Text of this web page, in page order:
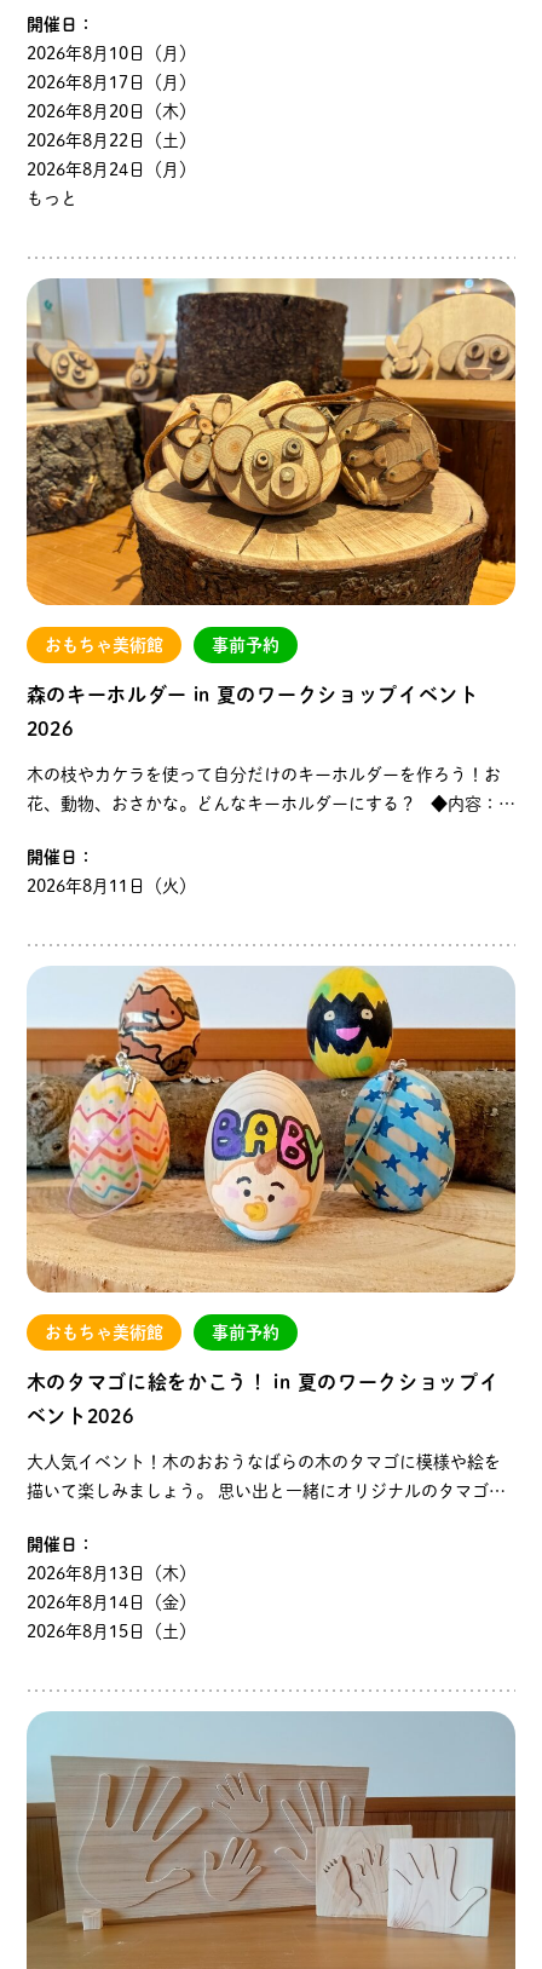
す。 ＜土日＞ 午前：１０：３０、午後：１３：…
開催日：
2026年8月10日（月）
2026年8月17日（月）
2026年8月20日（木）
2026年8月22日（土）
2026年8月24日（月）
もっと
おもちゃ美術館 事前予約
森のキーホルダー in 夏のワークショップイベント
2026
木の枝やカケラを使って自分だけのキーホルダーを作ろう！お
花、動物、おさかな。どんなキーホルダーにする？ ◆内容：山
ます ◆開催日時 ２０２６年 8月１…
開催日：
2026年8月11日（火）
おもちゃ美術館 事前予約
木のタマゴに絵をかこう！ in 夏のワークショップイ
ベント2026
大人気イベント！木のおおうなばらの木のタマゴに模様や絵を
描いて楽しみましょう。 思い出と一緒にオリジナルのタマゴを
い。 ◆内容：２階のおおうなばらと同じ…
開催日：
2026年8月13日（木）
2026年8月14日（金）
2026年8月15日（土）